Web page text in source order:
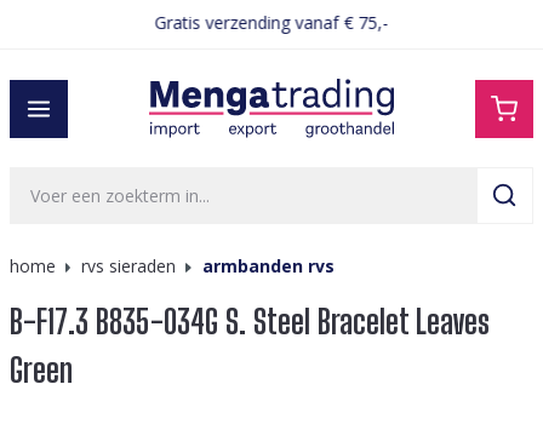
Gratis verzending vanaf € 75,-
home rvs sieraden armbanden rvs
B-F17.3 B835-034G S. Steel Bracelet Leaves
Green